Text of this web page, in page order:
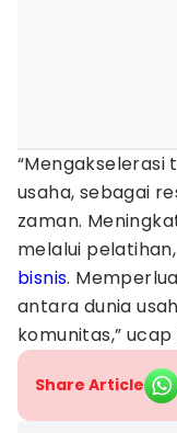
“Mengakselerasi
usaha, sebagai
zaman.
melalui
bisnis.
antara dunia
komunitas,” ucap
Share Article